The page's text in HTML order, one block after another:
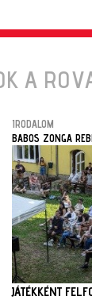
A
IRODALOM
BABOS ZONGA
JÁTÉKKÉNT